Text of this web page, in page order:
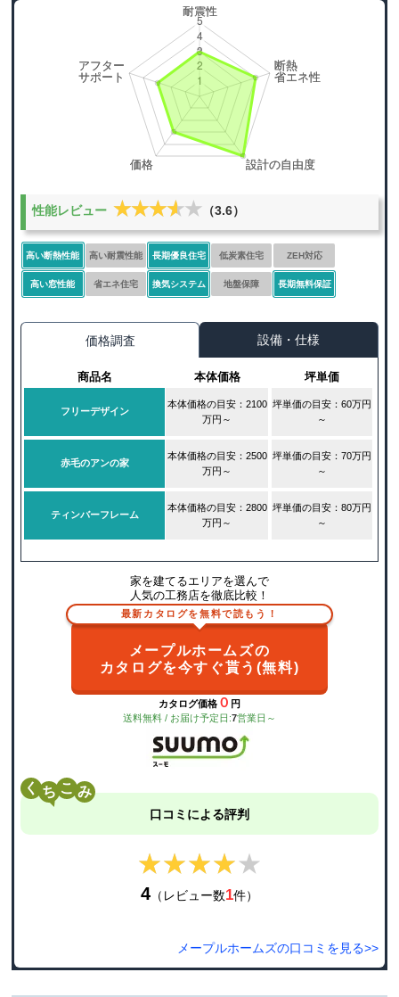
性能レビュー ★★★★★
★★★★★ （3.6）
高い断熱性能 高い耐震性能 長期優良住宅 低炭素住宅 ZEH対応
高い窓性能 省エネ住宅 換気システム 地盤保障 長期無料保証
価格調査 設備・仕様
商品名 本体価格 坪単価
フリーデザイン
本体価格の目安：2100
万円～
坪単価の目安：60万円
～
赤毛のアンの家
本体価格の目安：2500
万円～
坪単価の目安：70万円
～
ティンバーフレーム
本体価格の目安：2800
万円～
坪単価の目安：80万円
～
家を建てるエリアを選んで
人気の工務店を徹底比較！
最新カタログを無料で読もう！
メープルホームズの
カタログを今すぐ貰う(無料)
カタログ価格 ０ 円
送料無料 / お届け予定日:7営業日～
く こ
口コミによる評判
★★★★★
★★★★★
4 （レビュー数1件）
メープルホームズの口コミを見る>>